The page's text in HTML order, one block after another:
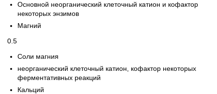
Основной неорганический клеточный катион и кофактор
некоторых энзимов
Магний
0.5
Соли магния
неорганический клеточный катион, кофактор некоторых
ферментативных реакций
Кальций